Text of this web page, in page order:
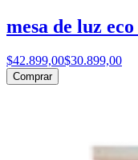
mesa de luz eco
$42.899,00$30.899,00
Comprar